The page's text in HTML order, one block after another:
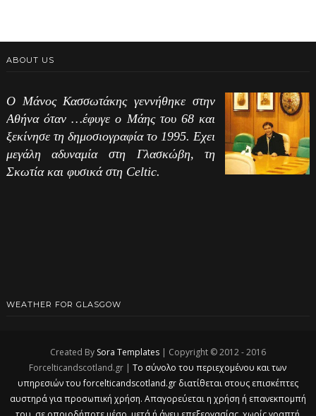
ABOUT US
Ο Μάνος Κασσωτάκης γεννήθηκε στην
Αθήνα όταν …έφυγε ο Μάης του 68 και
ξεκίνησε τη δημοσιογραφία το 1995. Εχει
μεγάλη αδυναμία στη Γλασκώβη, τη
Σκωτία και φυσικά στη Celtic.
WEATHER FOR GLASGOW
Created By Sora Templates| Copyright © 2012 - 2016
Forcelticandscotland.gr |Το σύνολο του περιεχομένου και των
υπηρεσιών του forcelticandscotland.gr διατίθεται στους επισκέπτες
αυστηρά για προσωπική χρήση. Απαγορεύεται η χρήση ή επανεκπομπή